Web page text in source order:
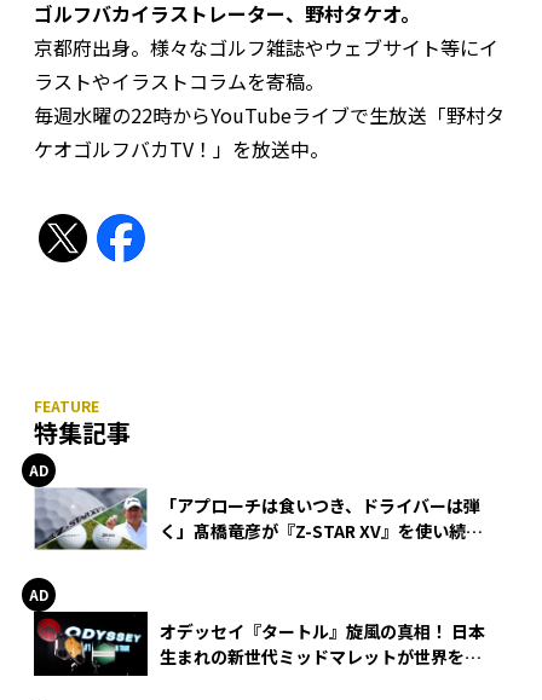
ゴルフバカイラストレーター、野村タケオ。
京都府出身。様々なゴルフ雑誌やウェブサイト等にイ
ラストやイラストコラムを寄稿。
毎週水曜の22時からYouTubeライブで生放送「野村タ
ケオゴルフバカTV！」を放送中。
特集記事
「アプローチは食いつき、ドライバーは弾
く」髙橋竜彦が『Z-STAR XV』を使い続け
オデッセイ『タートル』旋風の真相！ 日本
生まれの新世代ミッドマレットが世界を席